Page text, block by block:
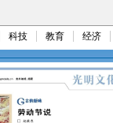
科技 教育 经济